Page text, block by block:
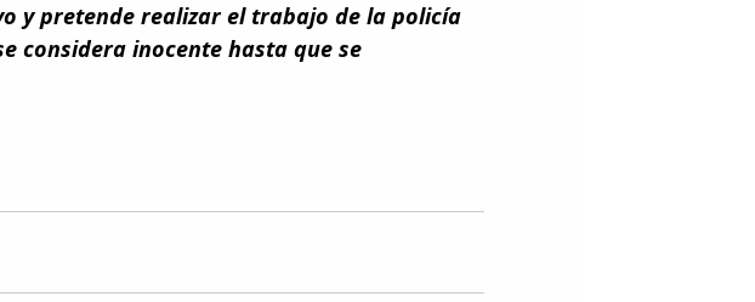
y pretende realizar el trabajo de la policía
considera inocente hasta que se